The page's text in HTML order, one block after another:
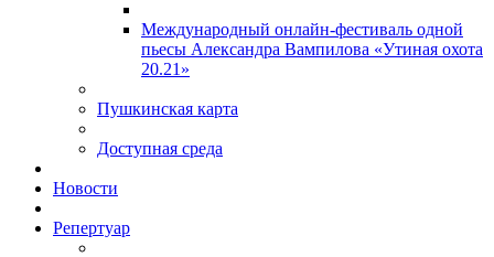
Международный онлайн-фестиваль одной
пьесы Александра Вампилова «Утиная охота
20.21»
Пушкинская карта
Доступная среда
Новости
Репертуар